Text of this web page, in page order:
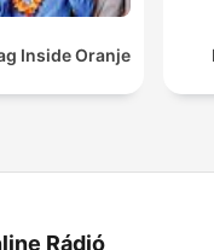
Inside Oranje
Rádió